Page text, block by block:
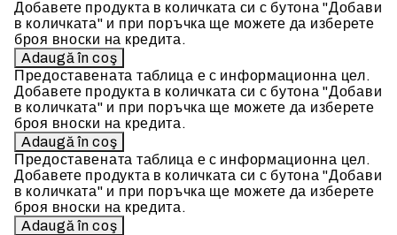
Добавете продукта в количката си с бутона "Добави
в количката" и при поръчка ще можете да изберете
броя вноски на кредита.
Предоставената таблица е с информационна цел.
Добавете продукта в количката си с бутона "Добави
в количката" и при поръчка ще можете да изберете
броя вноски на кредита.
Предоставената таблица е с информационна цел.
Добавете продукта в количката си с бутона "Добави
в количката" и при поръчка ще можете да изберете
броя вноски на кредита.